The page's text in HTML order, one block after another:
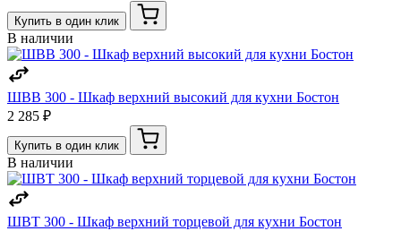
Купить в один клик
В наличии
ШВВ 300 - Шкаф верхний высокий для кухни Бостон
2 285 ₽
Купить в один клик
В наличии
ШВТ 300 - Шкаф верхний торцевой для кухни Бостон